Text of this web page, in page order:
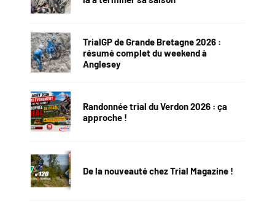
TrialGP de Grande Bretagne 2026 :
résumé complet du weekend à
Anglesey
Randonnée trial du Verdon 2026 : ça
approche !
De la nouveauté chez Trial Magazine !